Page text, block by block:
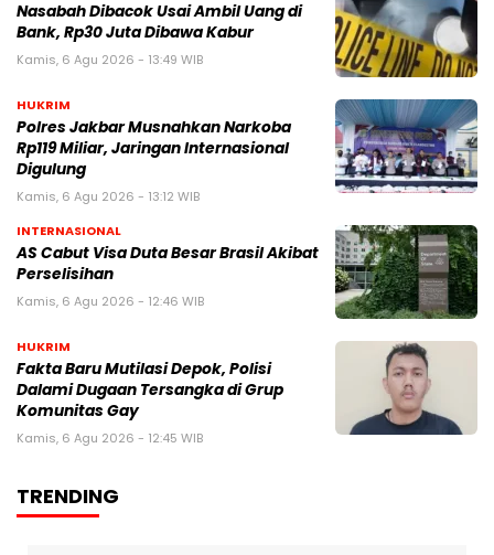
Nasabah Dibacok Usai Ambil Uang di
Bank, Rp30 Juta Dibawa Kabur
Kamis, 6 Agu 2026 - 13:49 WIB
HUKRIM
Polres Jakbar Musnahkan Narkoba
Rp119 Miliar, Jaringan Internasional
Digulung
Kamis, 6 Agu 2026 - 13:12 WIB
INTERNASIONAL
AS Cabut Visa Duta Besar Brasil Akibat
Perselisihan
Kamis, 6 Agu 2026 - 12:46 WIB
HUKRIM
Fakta Baru Mutilasi Depok, Polisi
Dalami Dugaan Tersangka di Grup
Komunitas Gay
Kamis, 6 Agu 2026 - 12:45 WIB
TRENDING